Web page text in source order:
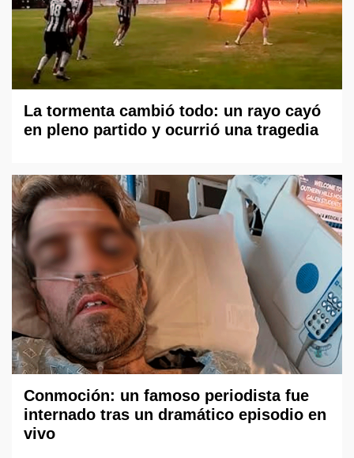
La tormenta cambió todo: un rayo cayó
en pleno partido y ocurrió una tragedia
Conmoción: un famoso periodista fue
internado tras un dramático episodio en
vivo